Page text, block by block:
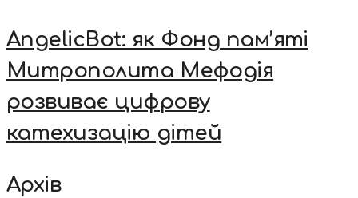
AngelicBot: як Фонд пам’яті
Митрополита Мефодія
розвиває цифрову
катехизацію дітей
Архів